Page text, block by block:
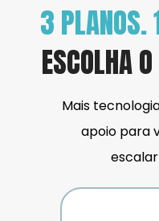
3 PLANOS.
ESCOLHA
Mais
apoio para